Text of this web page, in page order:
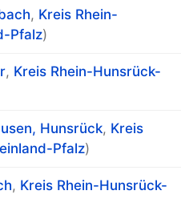
, Kreis Rhein-
Pfalz)
, Kreis Rhein-Hunsrück-
Hunsrück, Kreis
Pfalz)
, Kreis Rhein-Hunsrück-